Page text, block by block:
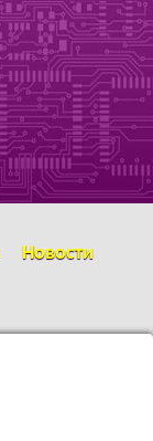
Новости